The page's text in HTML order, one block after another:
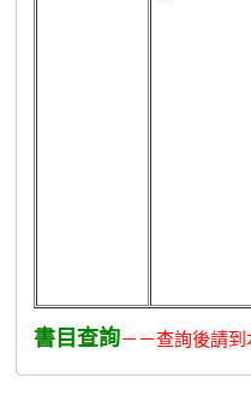
書目查詢－－查詢後請